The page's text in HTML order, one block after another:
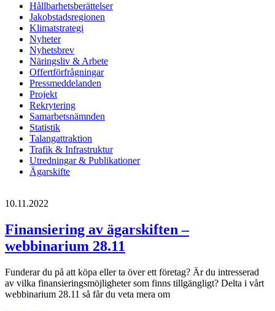
Hållbarhetsberättelser
Jakobstadsregionen
Klimatstrategi
Nyheter
Nyhetsbrev
Näringsliv & Arbete
Offertförfrågningar
Pressmeddelanden
Projekt
Rekrytering
Samarbetsnämnden
Statistik
Talangattraktion
Trafik & Infrastruktur
Utredningar & Publikationer
Ägarskifte
10.11.2022
Finansiering av ägarskiften –
webbinarium 28.11
Funderar du på att köpa eller ta över ett företag? Är du intresserad
av vilka finansieringsmöjligheter som finns tillgängligt? Delta i vårt
webbinarium 28.11 så får du veta mera om